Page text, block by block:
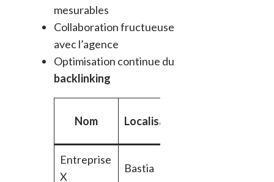
mesurables
Collaboration fructueuse
avec l’agence
Optimisation continue du
backlinking
Nom Localisation
Entreprise
X
Bastia